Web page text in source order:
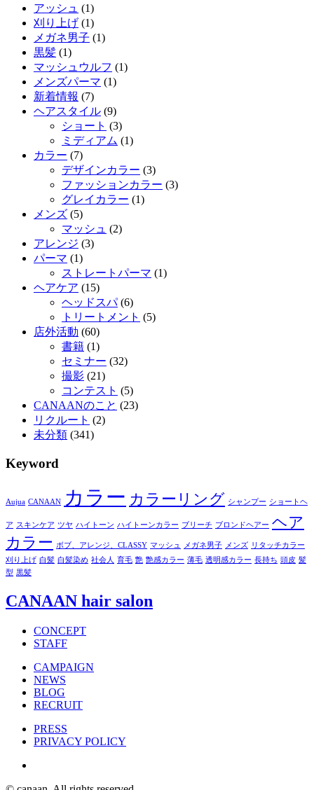
アッシュ (1)
刈り上げ (1)
メガネ男子 (1)
黒髪 (1)
マッシュウルフ (1)
メンズパーマ (1)
新着情報 (7)
ヘアスタイル (9)
ショート (3)
ミディアム (1)
カラー (7)
デザインカラー (3)
ファッションカラー (3)
グレイカラー (1)
メンズ (5)
マッシュ (2)
アレンジ (3)
パーマ (1)
ストレートパーマ (1)
ヘアケア (15)
ヘッドスパ(6)
トリートメント (5)
店外活動 (60)
書籍 (1)
セミナー (32)
撮影 (21)
コンテスト (5)
CANAANのこと (23)
リクルート (2)
未分類 (341)
Keyword
Aujua CANAAN カラー カラーリング シャンプー ショートヘ
ア スキンケア ツヤ ハイトーン ハイトーンカラー ブリーチ ブロンドヘアー ヘア
カラー ボブ、アレンジ、CLASSY マッシュ メガネ男子 メンズ リタッチカラー
刈り上げ 白髪 白髪染め 社会人 育毛 艶 艶感カラー 薄毛 透明感カラー 長持ち 頭皮 髪
型 黒髪
CANAAN hair salon
CONCEPT
STAFF
CAMPAIGN
NEWS
BLOG
RECRUIT
PRESS
PRIVACY POLICY